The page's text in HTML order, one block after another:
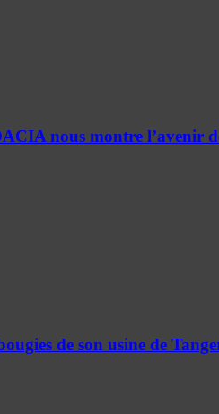
nous montre l’avenir
de son usine de